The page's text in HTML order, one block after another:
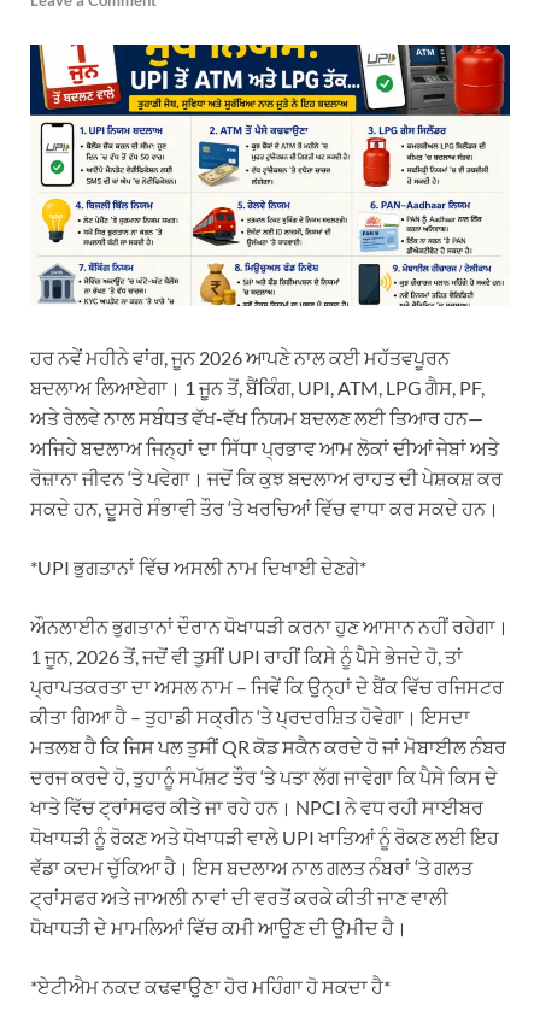
ਹਰ ਨਵੇਂ ਮਹੀਨੇ ਵਾਂਗ, ਜੂਨ 2026 ਆਪਣੇ ਨਾਲ ਕਈ ਮਹੱਤਵਪੂਰਨ
ਬਦਲਾਅ ਲਿਆਏਗਾ। 1 ਜੂਨ ਤੋਂ, ਬੈਂਕਿੰਗ, UPI, ATM, LPG ਗੈਸ, PF,
ਅਤੇ ਰੇਲਵੇ ਨਾਲ ਸਬੰਧਤ ਵੱਖ-ਵੱਖ ਨਿਯਮ ਬਦਲਣ ਲਈ ਤਿਆਰ ਹਨ—
ਅਜਿਹੇ ਬਦਲਾਅ ਜਿਨ੍ਹਾਂ ਦਾ ਸਿੱਧਾ ਪ੍ਰਭਾਵ ਆਮ ਲੋਕਾਂ ਦੀਆਂ ਜੇਬਾਂ ਅਤੇ
ਰੋਜ਼ਾਨਾ ਜੀਵਨ ‘ਤੇ ਪਵੇਗਾ। ਜਦੋਂ ਕਿ ਕੁਝ ਬਦਲਾਅ ਰਾਹਤ ਦੀ ਪੇਸ਼ਕਸ਼ ਕਰ
ਸਕਦੇ ਹਨ, ਦੂਸਰੇ ਸੰਭਾਵੀ ਤੌਰ ‘ਤੇ ਖਰਚਿਆਂ ਵਿੱਚ ਵਾਧਾ ਕਰ ਸਕਦੇ ਹਨ।
*UPI ਭੁਗਤਾਨਾਂ ਵਿੱਚ ਅਸਲੀ ਨਾਮ ਦਿਖਾਈ ਦੇਣਗੇ*
ਔਨਲਾਈਨ ਭੁਗਤਾਨਾਂ ਦੌਰਾਨ ਧੋਖਾਧੜੀ ਕਰਨਾ ਹੁਣ ਆਸਾਨ ਨਹੀਂ ਰਹੇਗਾ।
1 ਜੂਨ, 2026 ਤੋਂ, ਜਦੋਂ ਵੀ ਤੁਸੀਂ UPI ਰਾਹੀਂ ਕਿਸੇ ਨੂੰ ਪੈਸੇ ਭੇਜਦੇ ਹੋ, ਤਾਂ
ਪ੍ਰਾਪਤਕਰਤਾ ਦਾ ਅਸਲ ਨਾਮ – ਜਿਵੇਂ ਕਿ ਉਨ੍ਹਾਂ ਦੇ ਬੈਂਕ ਵਿੱਚ ਰਜਿਸਟਰ
ਕੀਤਾ ਗਿਆ ਹੈ – ਤੁਹਾਡੀ ਸਕ੍ਰੀਨ ‘ਤੇ ਪ੍ਰਦਰਸ਼ਿਤ ਹੋਵੇਗਾ। ਇਸਦਾ
ਮਤਲਬ ਹੈ ਕਿ ਜਿਸ ਪਲ ਤੁਸੀਂ QR ਕੋਡ ਸਕੈਨ ਕਰਦੇ ਹੋ ਜਾਂ ਮੋਬਾਈਲ ਨੰਬਰ
ਦਰਜ ਕਰਦੇ ਹੋ, ਤੁਹਾਨੂੰ ਸਪੱਸ਼ਟ ਤੌਰ ‘ਤੇ ਪਤਾ ਲੱਗ ਜਾਵੇਗਾ ਕਿ ਪੈਸੇ ਕਿਸ ਦੇ
ਖਾਤੇ ਵਿੱਚ ਟ੍ਰਾਂਸਫਰ ਕੀਤੇ ਜਾ ਰਹੇ ਹਨ। NPCI ਨੇ ਵਧ ਰਹੀ ਸਾਈਬਰ
ਧੋਖਾਧੜੀ ਨੂੰ ਰੋਕਣ ਅਤੇ ਧੋਖਾਧੜੀ ਵਾਲੇ UPI ਖਾਤਿਆਂ ਨੂੰ ਰੋਕਣ ਲਈ ਇਹ
ਵੱਡਾ ਕਦਮ ਚੁੱਕਿਆ ਹੈ। ਇਸ ਬਦਲਾਅ ਨਾਲ ਗਲਤ ਨੰਬਰਾਂ ‘ਤੇ ਗਲਤ
ਟ੍ਰਾਂਸਫਰ ਅਤੇ ਜਾਅਲੀ ਨਾਵਾਂ ਦੀ ਵਰਤੋਂ ਕਰਕੇ ਕੀਤੀ ਜਾਣ ਵਾਲੀ
ਧੋਖਾਧੜੀ ਦੇ ਮਾਮਲਿਆਂ ਵਿੱਚ ਕਮੀ ਆਉਣ ਦੀ ਉਮੀਦ ਹੈ।
*ਏਟੀਐਮ ਨਕਦ ਕਢਵਾਉਣਾ ਹੋਰ ਮਹਿੰਗਾ ਹੋ ਸਕਦਾ ਹੈ*